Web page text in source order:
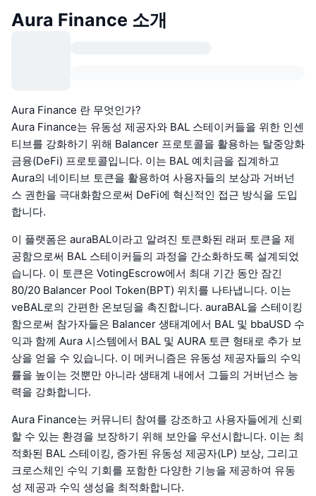
Aura Finance 소개
Aura Finance 란 무엇인가?
Aura Finance는 유동성 제공자와 BAL 스테이커들을 위한 인센
티브를 강화하기 위해 Balancer 프로토콜을 활용하는 탈중앙화
금융(DeFi) 프로토콜입니다. 이는 BAL 예치금을 집계하고
Aura의 네이티브 토큰을 활용하여 사용자들의 보상과 거버넌
스 권한을 극대화함으로써 DeFi에 혁신적인 접근 방식을 도입
합니다.
이 플랫폼은 auraBAL이라고 알려진 토큰화된 래퍼 토큰을 제
공함으로써 BAL 스테이커들의 과정을 간소화하도록 설계되었
습니다. 이 토큰은 VotingEscrow에서 최대 기간 동안 잠긴
80/20 Balancer Pool Token(BPT) 위치를 나타냅니다. 이는
veBAL로의 간편한 온보딩을 촉진합니다. auraBAL을 스테이킹
함으로써 참가자들은 Balancer 생태계에서 BAL 및 bbaUSD 수
익과 함께 Aura 시스템에서 BAL 및 AURA 토큰 형태로 추가 보
상을 얻을 수 있습니다. 이 메커니즘은 유동성 제공자들의 수익
률을 높이는 것뿐만 아니라 생태계 내에서 그들의 거버넌스 능
력을 강화합니다.
Aura Finance는 커뮤니티 참여를 강조하고 사용자들에게 신뢰
할 수 있는 환경을 보장하기 위해 보안을 우선시합니다. 이는 최
적화된 BAL 스테이킹, 증가된 유동성 제공자(LP) 보상, 그리고
크로스체인 수익 기회를 포함한 다양한 기능을 제공하여 유동
성 제공과 수익 생성을 최적화합니다.